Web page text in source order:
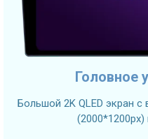
Головное
Большой 2K QLED экран